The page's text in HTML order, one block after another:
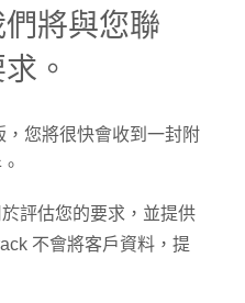
將與您聯
。
您將很快會收到一封附
評估您的要求，並提供
不會將客戶資料，提